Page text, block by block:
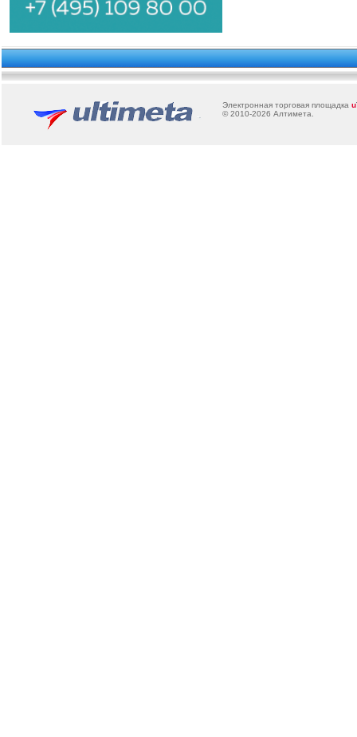
Электронная торговая площадка u
© 2010-2026 Алтимета